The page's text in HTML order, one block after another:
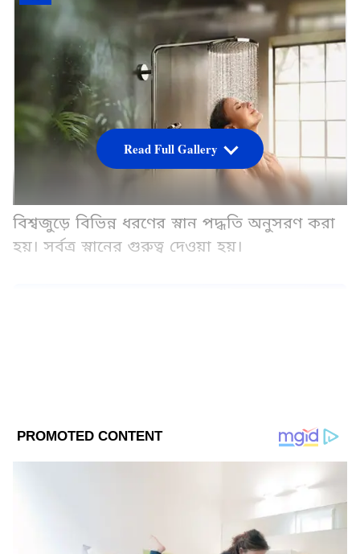
বিশ্বজুড়ে বিভিন্ন ধরণের স্নান পদ্ধতি অনুসরণ করা
হয়। সর্বত্র স্নানের গুরুত্ব দেওয়া হয়।
ভারতে প্রাচীনকাল থেকেই সকালে স্নান করাকে
সর্বোত্তম সময় হিসেবে বিবেচনা করা হয়। তবে
Read Full Gallery